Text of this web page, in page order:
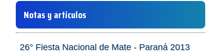
Notas y artículos
26° Fiesta Nacional de Mate - Paraná 2013